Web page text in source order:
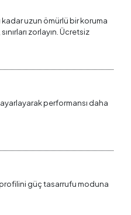
kadar uzun ömürlü bir koruma
zorlayın. Ücretsiz
performansı daha
profilini güç tasarrufu moduna